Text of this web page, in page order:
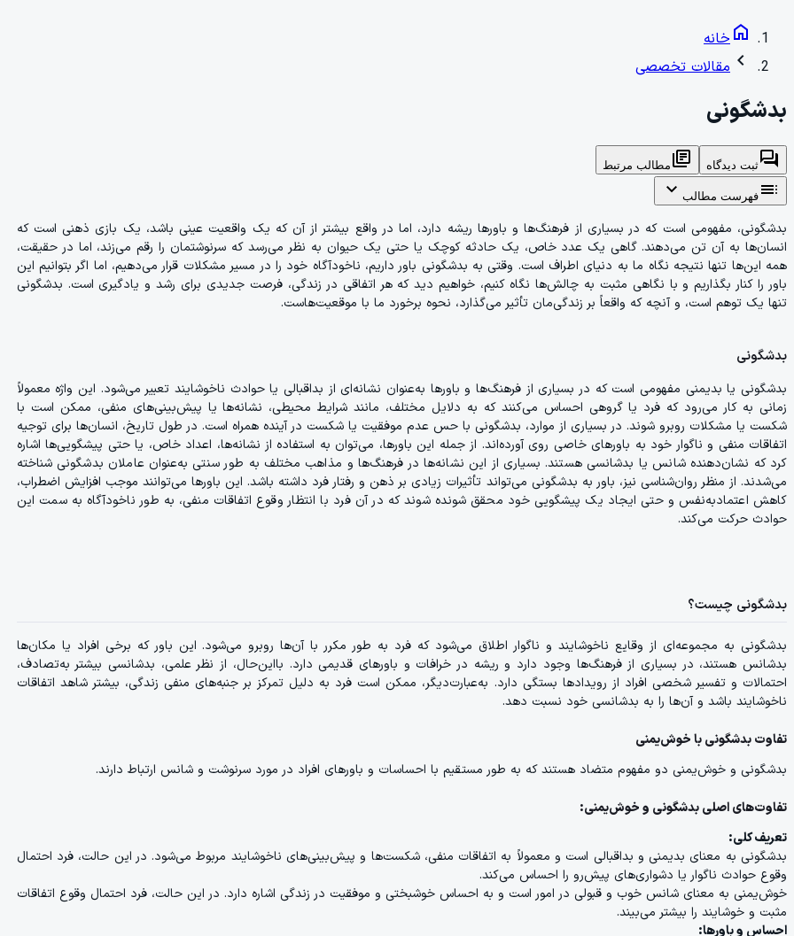
homeخانه
chevron_left مقالات تخصصی
بدشگونی
forumثبت دیدگاه library_books مطالب مرتبط
toc فهرست مطالب expand_more
بدشگونی، مفهومی است که در بسیاری از فرهنگ‌ها و باورها ریشه دارد، اما در واقع بیشتر از آن که یک واقعیت عینی باشد، یک بازی ذهنی است که
انسان‌ها به آن تن می‌دهند. گاهی یک عدد خاص، یک حادثه کوچک یا حتی یک حیوان به نظر می‌رسد که سرنوشتمان را رقم می‌زند، اما در حقیقت،
همه این‌ها تنها نتیجه نگاه ما به دنیای اطراف است. وقتی به بدشگونی باور داریم، ناخودآگاه خود را در مسیر مشکلات قرار می‌دهیم، اما اگر بتوانیم این
باور را کنار بگذاریم و با نگاهی مثبت به چالش‌ها نگاه کنیم، خواهیم دید که هر اتفاقی در زندگی، فرصت جدیدی برای رشد و یادگیری است. بدشگونی
تنها یک توهم است، و آنچه که واقعاً بر زندگی‌مان تأثیر می‌گذارد، نحوه برخورد ما با موقعیت‌هاست.
بدشگونی
بدشگونی یا بدیمنی مفهومی است که در بسیاری از فرهنگ‌ها و باورها به‌عنوان نشانه‌ای از بداقبالی یا حوادث ناخوشایند تعبیر می‌شود. این واژه معمولاً
زمانی به کار می‌رود که فرد یا گروهی احساس می‌کنند که به دلایل مختلف، مانند شرایط محیطی، نشانه‌ها یا پیش‌بینی‌های منفی، ممکن است با
شکست یا مشکلات روبرو شوند. در بسیاری از موارد، بدشگونی با حس عدم موفقیت یا شکست در آینده همراه است. در طول تاریخ، انسان‌ها برای توجیه
اتفاقات منفی و ناگوار خود به باورهای خاصی روی آورده‌اند. از جمله این باورها، می‌توان به استفاده از نشانه‌ها، اعداد خاص، یا حتی پیشگویی‌ها اشاره
کرد که نشان‌دهنده شانس یا بدشانسی هستند. بسیاری از این نشانه‌ها در فرهنگ‌ها و مذاهب مختلف به طور سنتی به‌عنوان عاملان بدشگونی شناخته
می‌شدند. از منظر روان‌شناسی نیز، باور به بدشگونی می‌تواند تأثیرات زیادی بر ذهن و رفتار فرد داشته باشد. این باورها می‌توانند موجب افزایش اضطراب،
کاهش اعتمادبه‌نفس و حتی ایجاد یک پیشگویی خود محقق شونده شوند که در آن فرد با انتظار وقوع اتفاقات منفی، به طور ناخودآگاه به سمت این
حوادث حرکت می‌کند.
بدشگونی چیست؟
بدشگونی به مجموعه‌ای از وقایع ناخوشایند و ناگوار اطلاق می‌شود که فرد به طور مکرر با آن‌ها روبرو می‌شود. این باور که برخی افراد یا مکان‌ها
بدشانس هستند، در بسیاری از فرهنگ‌ها وجود دارد و ریشه در خرافات و باورهای قدیمی دارد. بااین‌حال، از نظر علمی، بدشانسی بیشتر به‌تصادف،
احتمالات و تفسیر شخصی افراد از رویدادها بستگی دارد. به‌عبارت‌دیگر، ممکن است فرد به دلیل تمرکز بر جنبه‌های منفی زندگی، بیشتر شاهد اتفاقات
ناخوشایند باشد و آن‌ها را به بدشانسی خود نسبت دهد.
تفاوت بدشگونی با خوش‌یمنی
بدشگونی و خوش‌یمنی دو مفهوم متضاد هستند که به طور مستقیم با احساسات و باورهای افراد در مورد سرنوشت و شانس ارتباط دارند.
تفاوت‌های اصلی بدشگونی و خوش‌یمنی:
تعریف کلی:
بدشگونی به معنای بدیمنی و بداقبالی است و معمولاً به اتفاقات منفی، شکست‌ها و پیش‌بینی‌های ناخوشایند مربوط می‌شود. در این حالت، فرد احتمال
وقوع حوادث ناگوار یا دشواری‌های پیش‌رو را احساس می‌کند.
خوش‌یمنی به معنای شانس خوب و قبولی در امور است و به احساس خوشبختی و موفقیت در زندگی اشاره دارد. در این حالت، فرد احتمال وقوع اتفاقات
مثبت و خوشایند را بیشتر می‌بیند.
احساس و باورها: